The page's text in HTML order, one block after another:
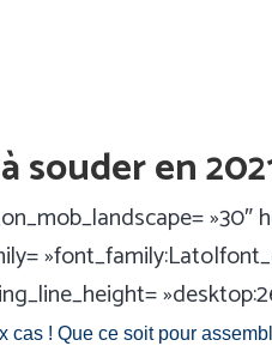
souder en
»30″
cas ! Que ce soit pour